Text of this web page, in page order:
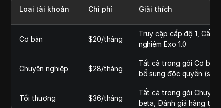
Loại tài khoản Chi phí Giải thích
Cơ bản $20/tháng
Truy cập cấp độ 1, Cấp
nghiệm Exo 1.0
Chuyên nghiệp $28/tháng
Tất cả trong gói Cơ
bổ sung độc quyền
Tối thượng $36/tháng
Tất cả trong gói
beta, Đánh giá hàng